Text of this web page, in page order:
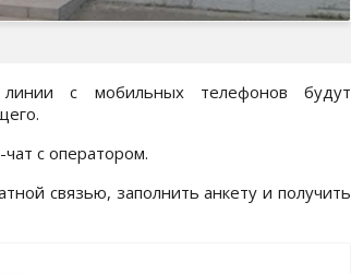
с мобильных телефонов будут
с оператором.
связью, заполнить анкету и получить